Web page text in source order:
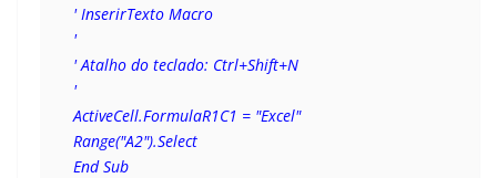
' InserirTexto Macro
'
' Atalho do teclado: Ctrl+Shift+N
'
ActiveCell.FormulaR1C1 = "Excel"
Range("A2").Select
End Sub